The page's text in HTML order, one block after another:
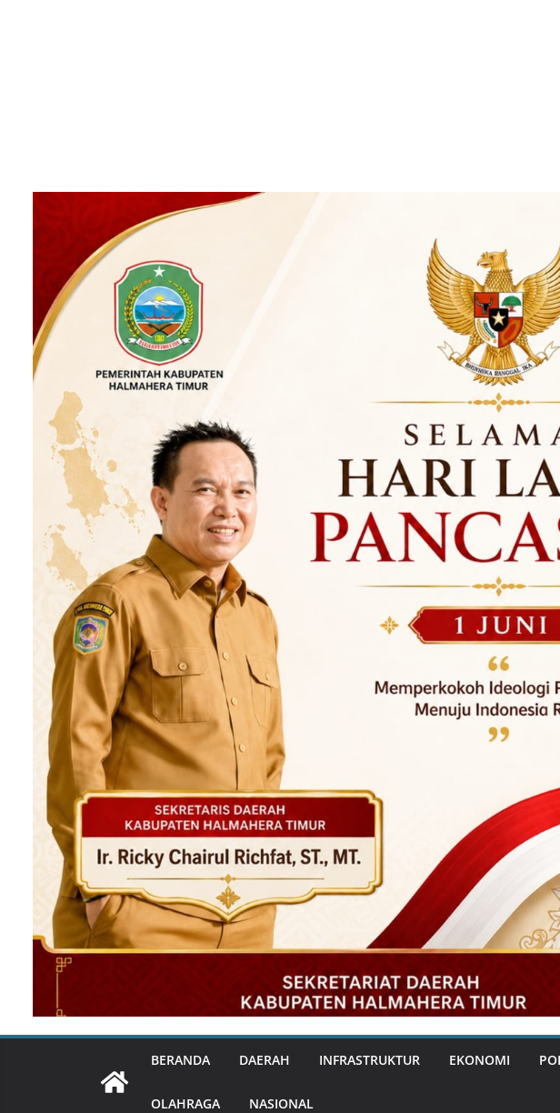
BERANDA DAERAH INFRASTRUKTUR EKONOMI
OLAHRAGA NASIONAL